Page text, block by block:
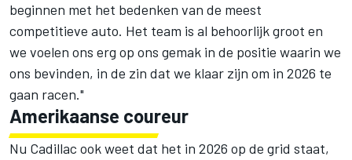
beginnen met het bedenken van de meest
competitieve auto. Het team is al behoorlijk groot en
we voelen ons erg op ons gemak in de positie waarin we
ons bevinden, in de zin dat we klaar zijn om in 2026 te
gaan racen."
Amerikaanse coureur
Nu Cadillac ook weet dat het in 2026 op de grid staat,